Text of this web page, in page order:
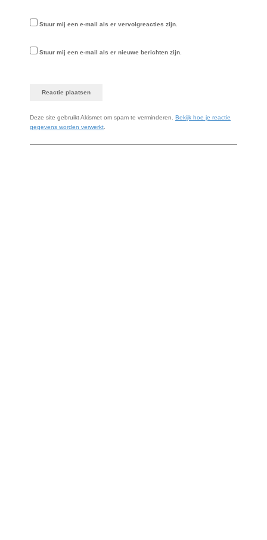
Stuur mij een e-mail als er vervolgreacties zijn.
Stuur mij een e-mail als er nieuwe berichten zijn.
Deze site gebruikt Akismet om spam te verminderen. Bekijk hoe je reactie
gegevens worden verwerkt